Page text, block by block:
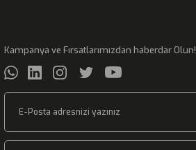
Kampanya ve Fırsatlarımızdan haberdar Olun!